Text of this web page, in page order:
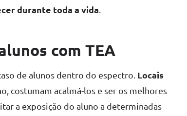
durante toda a vida
com TEA
de alunos dentro do espectro. Locais
costumam acalmá-los e ser os melhores
a exposição do aluno a determinadas